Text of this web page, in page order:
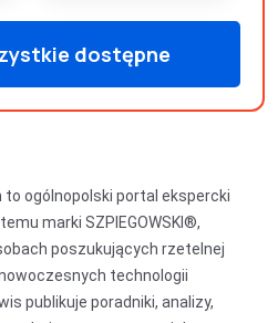
dostępne
ogólnopolski portal ekspercki
marki SZPIEGOWSKI®,
poszukujących rzetelnej
technologii
publikuje poradniki, analizy,